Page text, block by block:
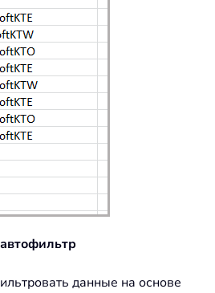
данные на основе